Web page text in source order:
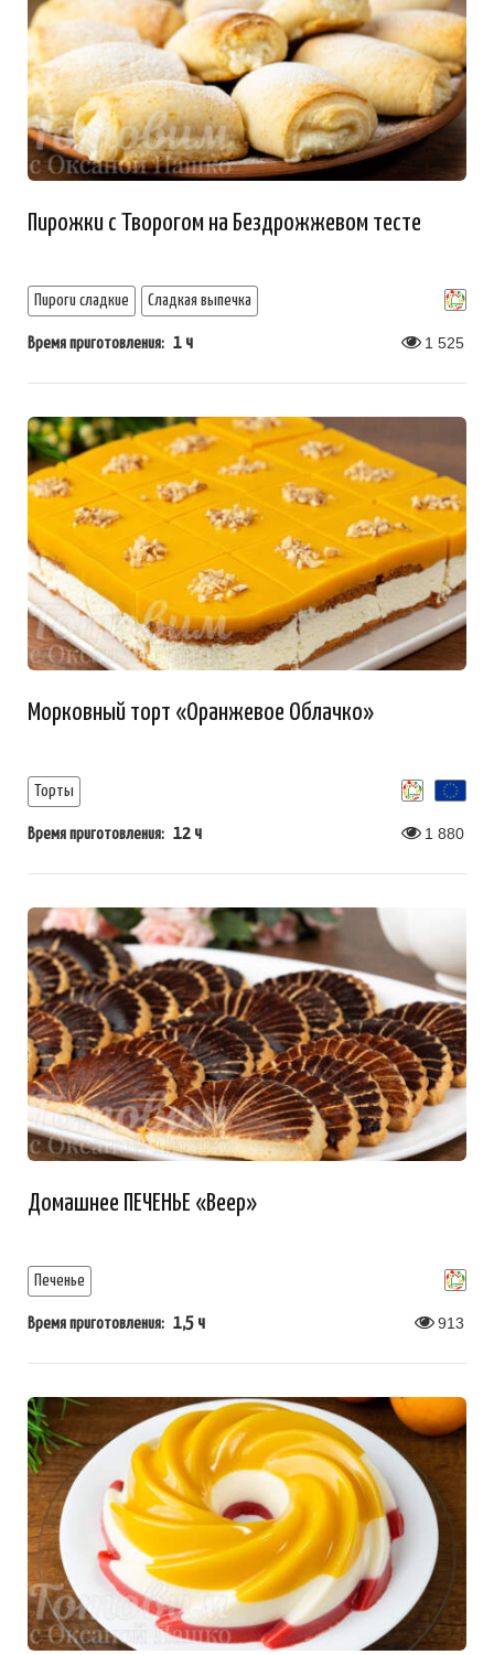
Пирожки с Творогом на Бездрожжевом тесте
Пироги сладкие Сладкая выпечка
Время приготовления: 1 ч 1 525
Морковный торт «Оранжевое Облачко»
Торты
Время приготовления: 12 ч 1 880
Домашнее ПЕЧЕНЬЕ «Веер»
Печенье
Время приготовления: 1,5 ч 913